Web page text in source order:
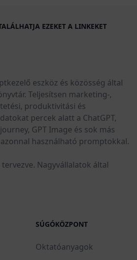
EZEKET A LINKEKET
eszköz és közösség által
Teljesítsen marketing-,
produktivitási és
percek alatt a ChatGPT,
GPT Image és sok más
használható promptokkal.
Nagyvállalatok által
SÚGÓKÖZPONT
Oktatóanyagok